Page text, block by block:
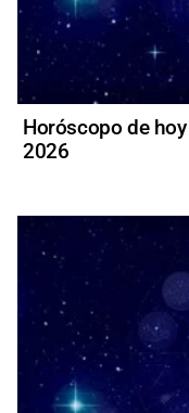
Horóscopo de
2026